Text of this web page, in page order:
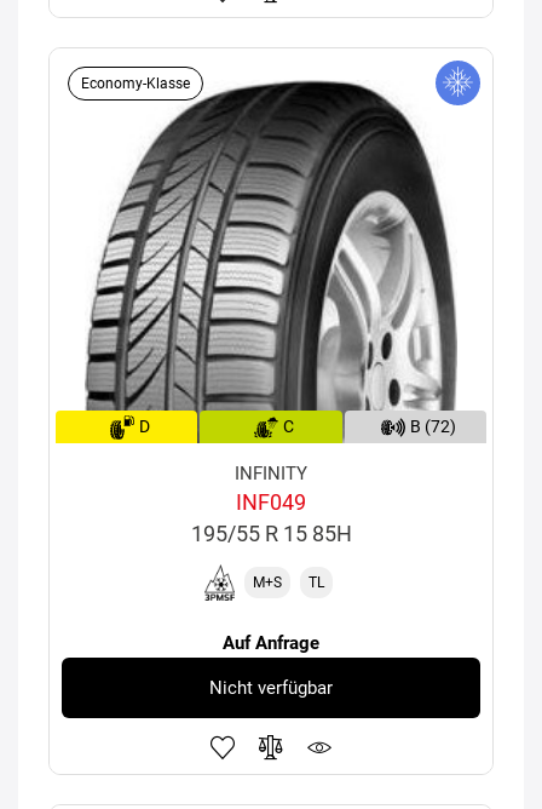
Economy-Klasse
D C B (72)
INFINITY
INF049
195/55 R 15 85H
M+S TL
Auf Anfrage
Nicht verfügbar